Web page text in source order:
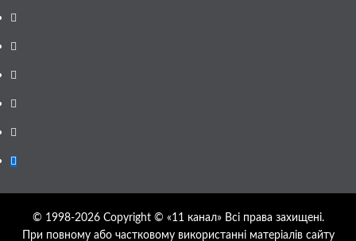
Facebook
YouTube
Telegram
Instagram
Twitter
Google
© 1998-2026 Copyright © «11 канал» Всі права захищені.
При повному або частковому використанні матеріалів сайту